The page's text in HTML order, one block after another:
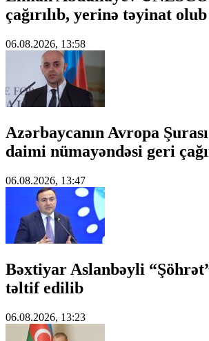
çağırılıb, yerinə təyinat olub
06.08.2026, 13:58
Azərbaycanın Avropa
daimi nümayəndəsi geri
06.08.2026, 13:47
Bəxtiyar Aslanbəyli
təltif edilib
06.08.2026, 13:23